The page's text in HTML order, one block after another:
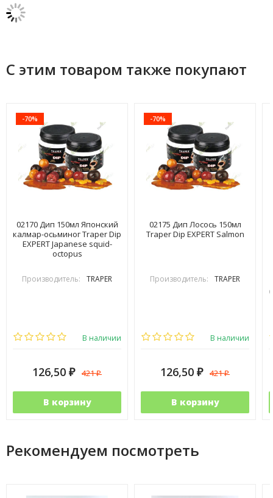
С этим товаром также покупают
-70%
02170 Дип 150мл Японский
калмар-осьминог Traper Dip
EXPERT Japanese squid-
octopus
Производитель: TRAPER
В наличии
126,50 ₽ 421₽
В корзину
-70%
02175 Дип Лосось 150мл
Traper Dip EXPERT Salmon
Производитель: TRAPER
В наличии
126,50 ₽ 421₽
В корзину
Рекомендуем посмотреть